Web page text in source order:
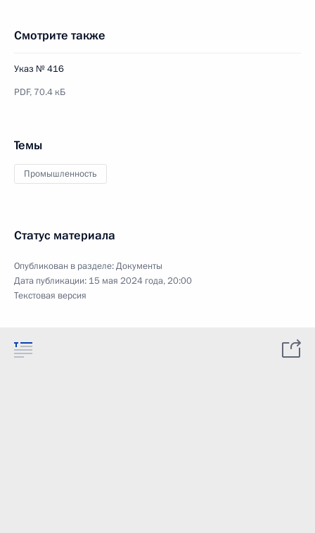
Смотрите также
Указ № 416
PDF, 70.4 кБ
Темы
Промышленность
Статус материала
Опубликован в разделе:Документы
Дата публикации: 15 мая 2024 года, 20:00
Текстовая версия